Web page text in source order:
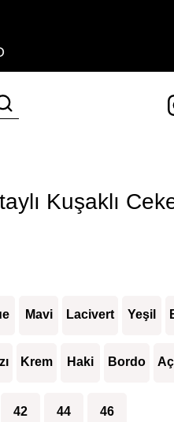
Kuşaklı
Mavi Lacivert Yeşil
Krem Haki Bordo
42 44 46